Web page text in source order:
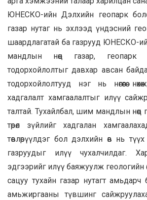
ЮНЕСКО-ийн Дэлхийн геопарк
газар нутаг нь эхлээд үндэсний
шаардлагатай ба газрууд ЮНЕСКО-
мандлын нөөц газар,
тодорхойлолтыг давхар авсан
тодорхойлолтууд нэг нь нөгөөгөө
хадгалалт хамгаалалтыг илүү
талтай. Тухайлбал, шим мандлын нөөц
төрөл зүйлийг хадгалан
төвлөрүүлдэг бол дэлхийн өв нь
газруудыг илүү чухалчилдаг.
эдгээрийг илүү баяжуулж геологийн
сацуу тухайн газар нутагт
амьжиргааны түвшинг